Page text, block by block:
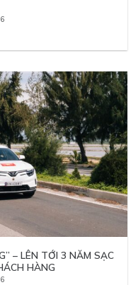
– LÊN TỚI 3 NĂM SẠC
HÀNG